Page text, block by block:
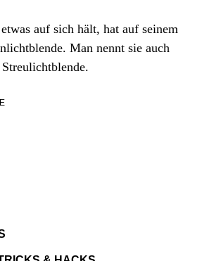
auf sich hält, hat auf seinem
Man nennt sie auch